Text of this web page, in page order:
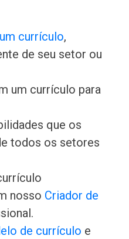
currículo,
de seu setor ou
um currículo para
que os
todos os setores
nosso Criador de
de currículo e